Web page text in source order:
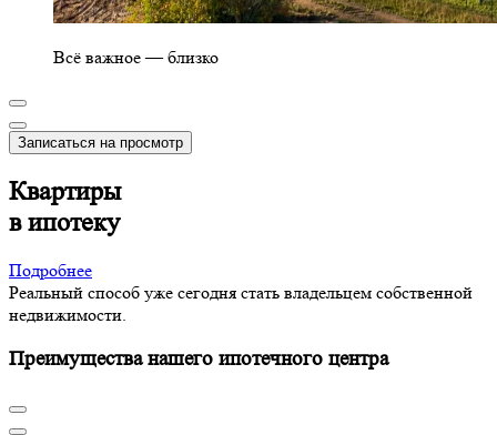
Всё важное — близко
Записаться на просмотр
Квартиры
в ипотеку
Подробнее
Реальный способ уже сегодня стать владельцем собственной
недвижимости.
Преимущества нашего ипотечного центра